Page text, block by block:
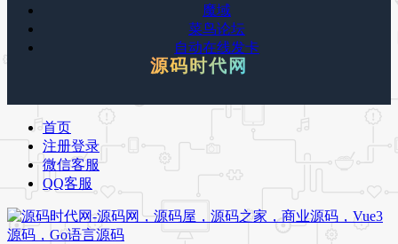
魔域
菜鸟论坛
自动在线发卡
源码时代网
首页
注册登录
微信客服
QQ客服